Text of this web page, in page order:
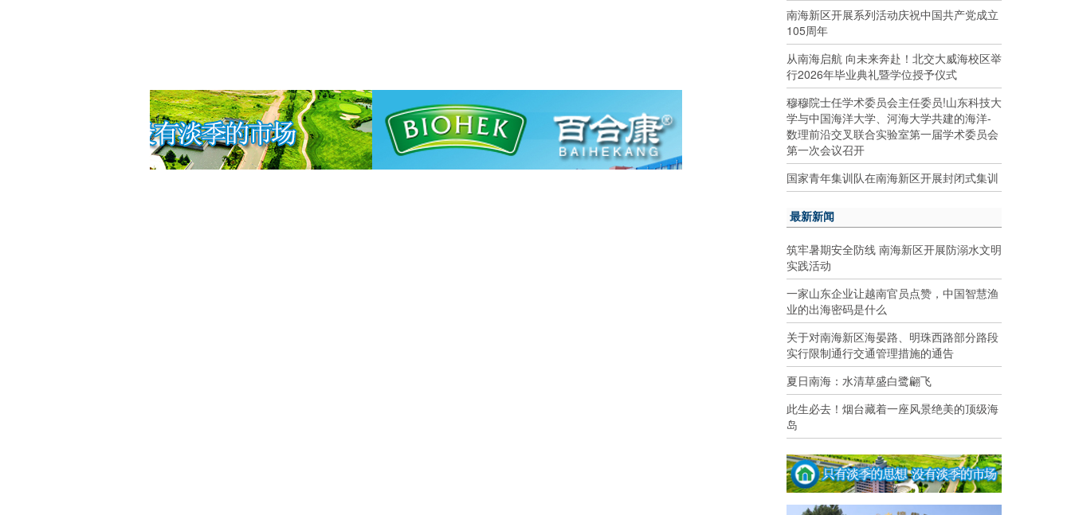
南海新区开展系列活动庆祝中国共产党成立
105周年
从南海启航 向未来奔赴！北交大威海校区举
行2026年毕业典礼暨学位授予仪式
穆穆院士任学术委员会主任委员!山东科技大
学与中国海洋大学、河海大学共建的海洋-
数理前沿交叉联合实验室第一届学术委员会
第一次会议召开
国家青年集训队在南海新区开展封闭式集训
最新新闻
筑牢暑期安全防线 南海新区开展防溺水文明
实践活动
一家山东企业让越南官员点赞，中国智慧渔
业的出海密码是什么
关于对南海新区海晏路、明珠西路部分路段
实行限制通行交通管理措施的通告
夏日南海：水清草盛白鹭翩飞
此生必去！烟台藏着一座风景绝美的顶级海
岛